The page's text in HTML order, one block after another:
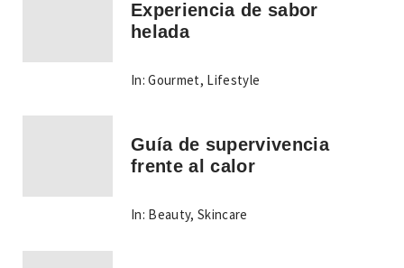
Experiencia de sabor
helada
In: Gourmet, Lifestyle
Guía de supervivencia
frente al calor
In: Beauty,Skincare